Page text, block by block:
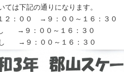
は下記の通りになります。
：００ →９：００～１６：３０
→９：００～１６：３０
→９：００～１６：３０